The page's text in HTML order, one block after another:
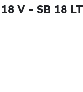
V - SB 18 LT